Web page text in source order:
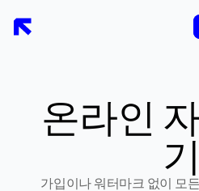
온라인
기
가입이나 워터마크 없이 모